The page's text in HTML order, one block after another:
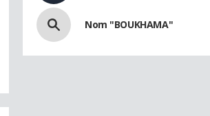
Nom "BOUKHAMA"